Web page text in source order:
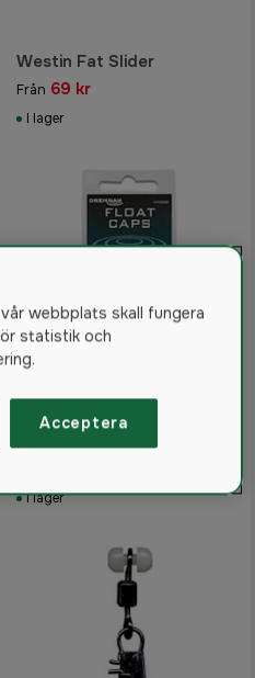
Westin Fat Slider
Från 69 kr
I lager
Drennan Flötesslang Mix
I lager
webbplats skall fungera
statistik och
Acceptera